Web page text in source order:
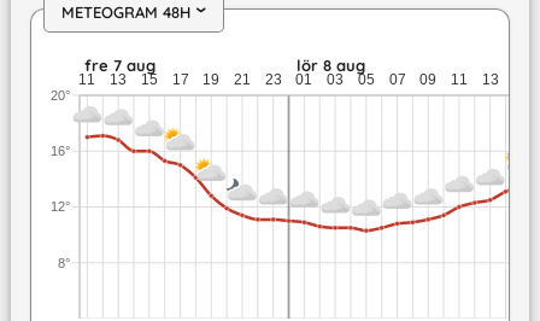
METEOGRAM 48H ›
fre 7 aug: 17,1 till 11,1 grader: ingen nederbörd: upp till
fre 7 aug lör 8 aug
11 13 15 17 19 21 23 01 03 05 07 09 11 13
8°
12°
16°
20°